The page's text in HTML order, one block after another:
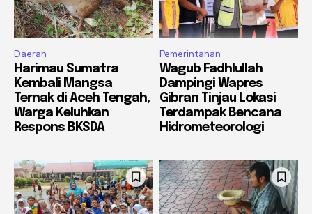
Daerah
Harimau Sumatra
Kembali Mangsa
Ternak di Aceh Tengah,
Warga Keluhkan
Respons BKSDA
Pemerintahan
Wagub Fadhlullah
Dampingi Wapres
Gibran Tinjau Lokasi
Terdampak Bencana
Hidrometeorologi